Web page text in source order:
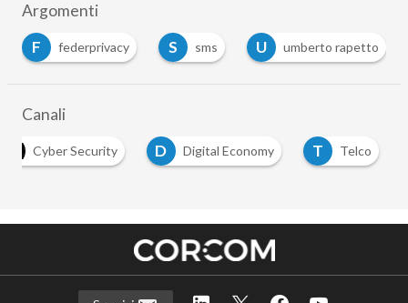
Argomenti
F
federprivacy S sms U umberto rapetto
Canali
Cyber Security D Digital Economy T Telco